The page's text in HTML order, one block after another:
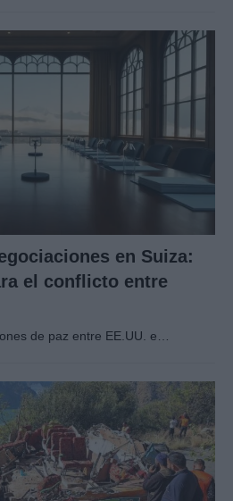
en Suiza:
el conflicto entre
de paz entre EE.UU. e…